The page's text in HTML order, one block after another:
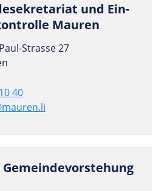
und Ein­
Mauren
Strasse 27
40